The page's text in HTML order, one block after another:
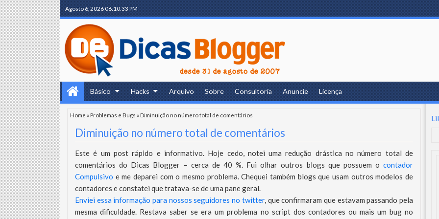
Agosto 6, 202606:10:34 PM
Básico Hacks Arquivo Sobre Consultoria Anuncie Licença
Home »Problemas e Bugs »Diminuição no número total de comentários
Diminuição no número total de comentários
Este é um post rápido e informativo. Hoje cedo, notei uma redução drástica no número total de
comentários do Dicas Blogger – cerca de 40 %. Fui olhar outros blogs que possuem o contador
Compulsivo e me deparei com o mesmo problema. Chequei também blogs que usam outros modelos de
contadores e constatei que tratava-se de uma pane geral.
Enviei essa informação para nossos seguidores no twitter, que confirmaram que estavam passando pela
mesma dificuldade. Restava saber se era um problema no script dos contadores ou mais um bug no